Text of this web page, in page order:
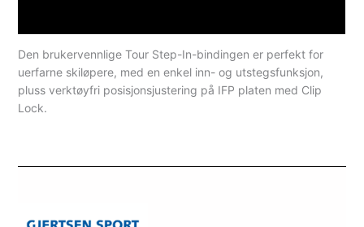
Den brukervennlige Tour Step-In-bindingen er perfekt for
uerfarne skiløpere, med en enkel inn- og utstegsfunksjon,
pluss verktøyfri posisjonsjustering på IFP platen med Clip
Lock.